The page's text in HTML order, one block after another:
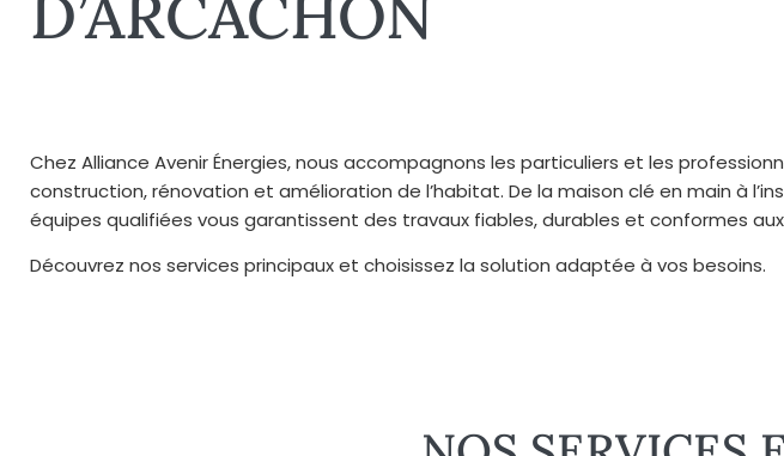
Chez Alliance Avenir Énergies, nous accompagnons les particuliers et les
construction, rénovation et amélioration de l’habitat. De la maison clé en main à
équipes qualifiées vous garantissent des travaux fiables, durables et conformes
Découvrez nos services principaux et choisissez la solution adaptée à vos besoins.